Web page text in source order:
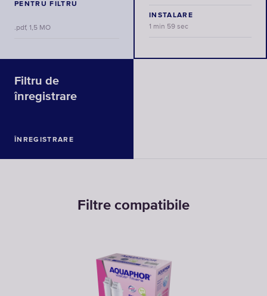
PENTRU FILTRU
.pdf, 1,5 MO
INSTALARE
1 min 59 sec
Filtru de
înregistrare
ÎNREGISTRARE
Filtre compatibile